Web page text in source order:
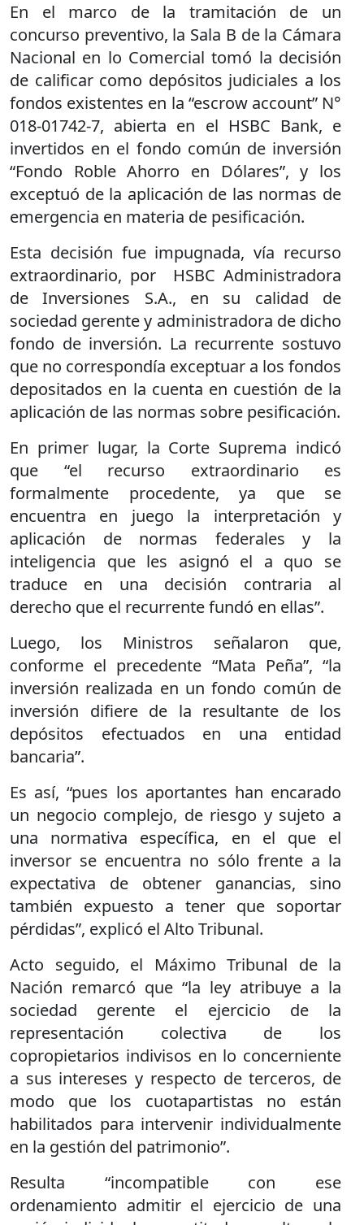
En el marco de la tramitación de un
concurso preventivo, la Sala B de la Cámara
Nacional en lo Comercial tomó la decisión
de calificar como depósitos judiciales a los
fondos existentes en la “escrow account” N°
018-01742-7, abierta en el HSBC Bank, e
invertidos en el fondo común de inversión
“Fondo Roble Ahorro en Dólares”, y los
exceptuó de la aplicación de las normas de
emergencia en materia de pesificación.
Esta decisión fue impugnada, vía recurso
extraordinario, por HSBC Administradora
de Inversiones S.A., en su calidad de
sociedad gerente y administradora de dicho
fondo de inversión. La recurrente sostuvo
que no correspondía exceptuar a los fondos
depositados en la cuenta en cuestión de la
aplicación de las normas sobre pesificación.
En primer lugar, la Corte Suprema indicó
que “el recurso extraordinario es
formalmente procedente, ya que se
encuentra en juego la interpretación y
aplicación de normas federales y la
inteligencia que les asignó el a quo se
traduce en una decisión contraria al
derecho que el recurrente fundó en ellas”.
Luego, los Ministros señalaron que,
conforme el precedente “Mata Peña”, “la
inversión realizada en un fondo común de
inversión difiere de la resultante de los
depósitos efectuados en una entidad
bancaria”.
Es así, “pues los aportantes han encarado
un negocio complejo, de riesgo y sujeto a
una normativa específica, en el que el
inversor se encuentra no sólo frente a la
expectativa de obtener ganancias, sino
también expuesto a tener que soportar
pérdidas”, explicó el Alto Tribunal.
Acto seguido, el Máximo Tribunal de la
Nación remarcó que “la ley atribuye a la
sociedad gerente el ejercicio de la
representación colectiva de los
copropietarios indivisos en lo concerniente
a sus intereses y respecto de terceros, de
modo que los cuotapartistas no están
habilitados para intervenir individualmente
en la gestión del patrimonio”.
Resulta “incompatible con ese
ordenamiento admitir el ejercicio de una